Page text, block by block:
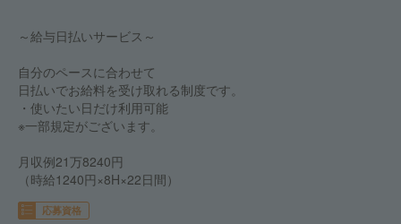
～給与日払いサービス～
自分のペースに合わせて
日払いでお給料を受け取れる制度です。
・使いたい日だけ利用可能
※一部規定がございます。
月収例21万8240円
（時給1240円×8H×22日間）
応募資格